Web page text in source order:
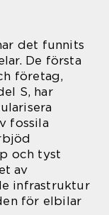
det funnits
De första
företag,
S, har
fossila
och tyst
av
infrastruktur
för elbilar